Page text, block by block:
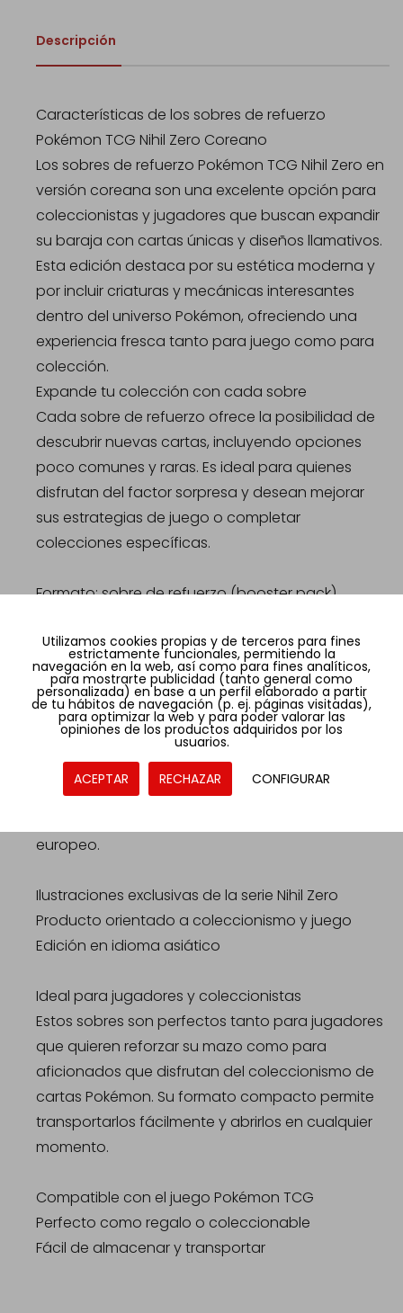
Descripción
Características de los sobres de refuerzo
Pokémon TCG Nihil Zero Coreano
Los sobres de refuerzo Pokémon TCG Nihil Zero en
versión coreana son una excelente opción para
coleccionistas y jugadores que buscan expandir
su baraja con cartas únicas y diseños llamativos.
Esta edición destaca por su estética moderna y
por incluir criaturas y mecánicas interesantes
dentro del universo Pokémon, ofreciendo una
experiencia fresca tanto para juego como para
colección.
Expande tu colección con cada sobre
Cada sobre de refuerzo ofrece la posibilidad de
descubrir nuevas cartas, incluyendo opciones
poco comunes y raras. Es ideal para quienes
disfrutan del factor sorpresa y desean mejorar
sus estrategias de juego o completar
colecciones específicas.
Formato: sobre de refuerzo (booster pack)
Incluye cartas aleatorias por sobre
Diseño atractivo y edición especial
La colección Nihil Zero destaca por su arte visual
impactante y temática diferenciada dentro del
universo Pokémon TCG. Es una opción muy
valorada por coleccionistas que buscan
europeo.
Ilustraciones exclusivas de la serie Nihil Zero
Producto orientado a coleccionismo y juego
Edición en idioma asiático
Ideal para jugadores y coleccionistas
Estos sobres son perfectos tanto para jugadores
que quieren reforzar su mazo como para
aficionados que disfrutan del coleccionismo de
cartas Pokémon. Su formato compacto permite
transportarlos fácilmente y abrirlos en cualquier
momento.
Compatible con el juego Pokémon TCG
Perfecto como regalo o coleccionable
Fácil de almacenar y transportar
Utilizamos cookies propias y de terceros para fines
estrictamente funcionales, permitiendo la
navegación en la web, así como para fines analíticos,
para mostrarte publicidad (tanto general como
personalizada) en base a un perfil elaborado a partir
de tu hábitos de navegación (p. ej. páginas visitadas),
para optimizar la web y para poder valorar las
opiniones de los productos adquiridos por los
usuarios.
ACEPTAR RECHAZAR CONFIGURAR